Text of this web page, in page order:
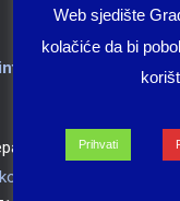
Grada
Radića 1, 20260
Web sjedište
kolačiće da bi
Prihvati